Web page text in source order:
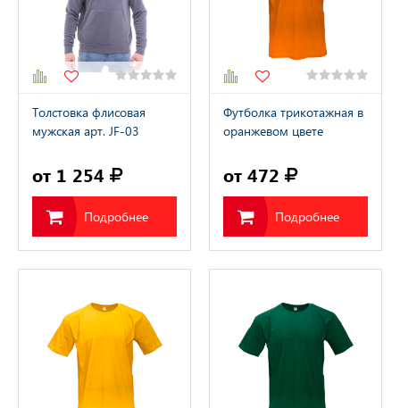
Толстовка флисовая
мужская арт. JF-03
от 1 254
Подробнее
Футболка трикотажная в
оранжевом цвете
от 472
Подробнее